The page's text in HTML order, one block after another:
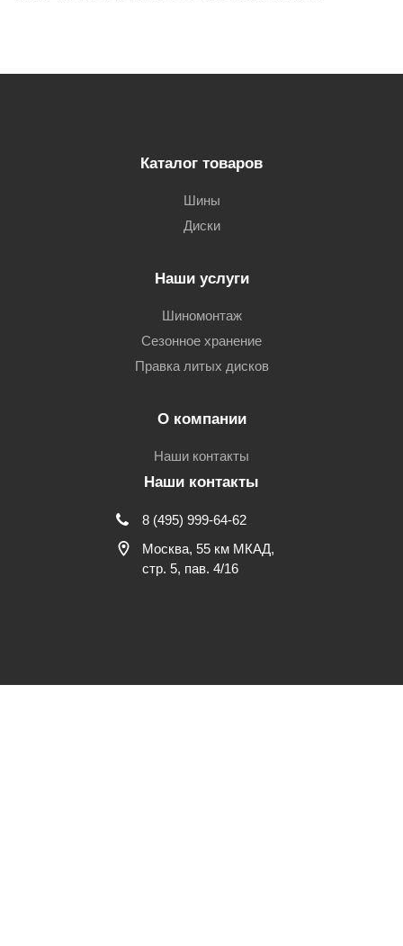
Каталог товаров
Шины
Диски
Наши услуги
Шиномонтаж
Сезонное хранение
Правка литых дисков
О компании
Наши контакты
Наши контакты
8 (495) 999-64-62
Москва, 55 км МКАД,
стр. 5, пав. 4/16